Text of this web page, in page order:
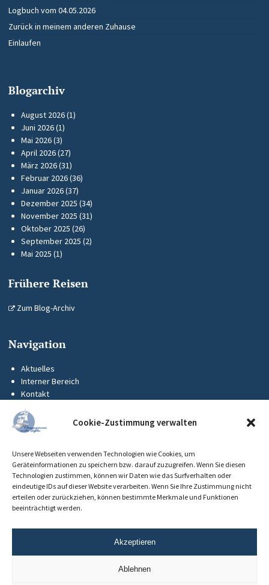
Cookie-Zustimmung verwalten
Unsere Webseiten verwenden Technologien wie Cookies, um
Geräteinformationen zu speichern bzw. darauf zuzugreifen. Wenn Sie diesen
Technologien zustimmen, können wir Daten wie das Surfverhalten oder
eindeutige IDs auf dieser Website verarbeiten. Wenn Sie Ihre Zustimmung nicht
erteilen oder zurückziehen, können bestimmte Merkmale und Funktionen
beeinträchtigt werden.
Akzeptieren
Ablehnen
Logbuch vom 04.05.2026
Zurück in meinem anderen Zuhause
Einlaufen
Blogarchiv
August 2026(1)
Juni 2026(1)
Mai 2026(3)
April 2026(27)
März 2026(31)
Februar 2026(36)
Januar 2026(37)
Dezember 2025 (34)
November 2025 (31)
Oktober 2025 (26)
September 2025 (2)
Mai 2025 (1)
Frühere Reisen
Zum Blog-Archiv
Navigation
Aktuelles
Interner Bereich
Kontakt
Impressum
Datenschutz
Cookie-Richtlinie (EU)